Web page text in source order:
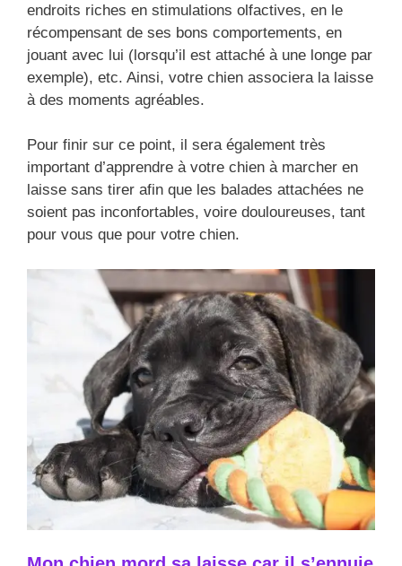
endroits riches en stimulations olfactives, en le
récompensant de ses bons comportements, en
jouant avec lui (lorsqu’il est attaché à une longe par
exemple), etc. Ainsi, votre chien associera la laisse
à des moments agréables.
Pour finir sur ce point, il sera également très
important d’apprendre à votre chien à marcher en
laisse sans tirer afin que les balades attachées ne
soient pas inconfortables, voire douloureuses, tant
pour vous que pour votre chien.